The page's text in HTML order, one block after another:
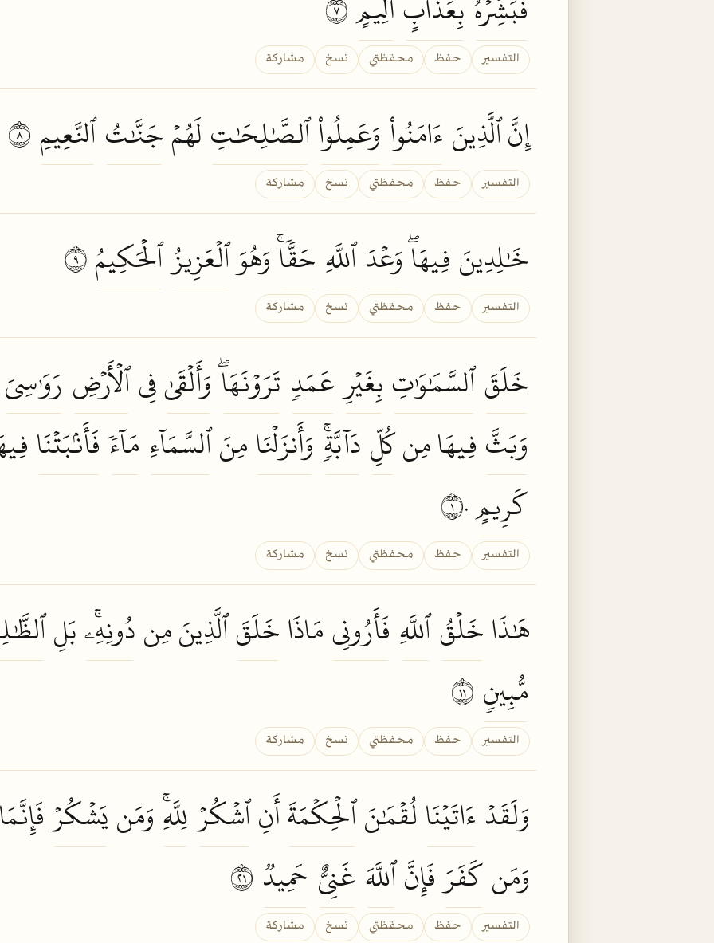
التفسير حفظ محفظتي نسخ مشاركة
إِنَّ ٱلَّذِينَءَامَنُواْ وَعَمِلُواْٱلصَّٰلِحَٰتِلَهُمۡجَنَّٰتُٱلنَّعِيمِ
التفسير حفظ محفظتي نسخ مشاركة
خَٰلِدِينَفِيهَاۖوَعۡدَٱللَّهِ حَقّٗاۚوَهُوَٱلۡعَزِيزُٱلۡحَكِيمُ
التفسير حفظ محفظتي نسخ مشاركة
خَلَقَٱلسَّمَٰوَٰتِبِغَيۡرِ عَمَدٖ تَرَوۡنَهَاۖ وَأَلۡقَىٰفِيٱلۡأَرۡضِ رَوَٰسِيَ
وَبَثَّفِيهَا مِنكُلِّدَآبَّةٖۚ وَأَنزَلۡنَامِنَٱلسَّمَآءِ مَآءٗفَأَنۢبَتۡنَا
كَرِيمٍ١٠
التفسير حفظ محفظتي نسخ مشاركة
هَٰذَاخَلۡقُٱللَّهِ فَأَرُونِيمَاذَاخَلَقَٱلَّذِينَ مِندُونِهِۦۚبَلِ
مُّبِينٖ
التفسير حفظ محفظتي نسخ مشاركة
وَلَقَدۡءَاتَيۡنَالُقۡمَٰنَٱلۡحِكۡمَةَأَنِٱشۡكُرۡلِلَّهِۚوَمَنيَشۡكُرۡ
وَمَنكَفَرَفَإِنَّٱللَّهَغَنِيٌّ حَمِيدٞ
التفسير حفظ محفظتي نسخ مشاركة